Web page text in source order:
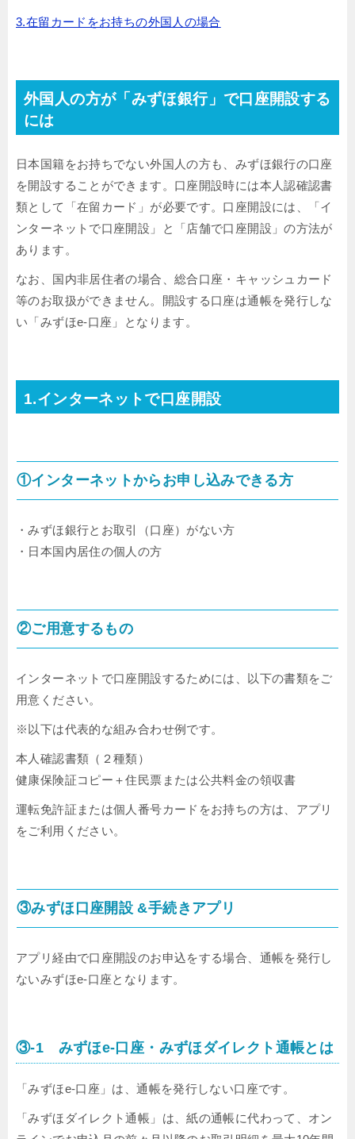
3.在留カードをお持ちの外国人の場合
外国人の方が「みずほ銀行」で口座開設する
には
日本国籍をお持ちでない外国人の方も、みずほ銀行の口座
を開設することができます。口座開設時には本人認確認書
類として「在留カード」が必要です。口座開設には、「イ
ンターネットで口座開設」と「店舗で口座開設」の方法が
あります。
なお、国内非居住者の場合、総合口座・キャッシュカード
等のお取扱ができません。開設する口座は通帳を発行しな
い「みずほe-口座」となります。
1.インターネットで口座開設
①インターネットからお申し込みできる方
・みずほ銀行とお取引（口座）がない方
・日本国内居住の個人の方
②ご用意するもの
インターネットで口座開設するためには、以下の書類をご
用意ください。
※以下は代表的な組み合わせ例です。
本人確認書類（２種類）
健康保険証コピー＋住民票または公共料金の領収書
運転免許証または個人番号カードをお持ちの方は、アプリ
をご利用ください。
③みずほ口座開設 &手続きアプリ
アプリ経由で口座開設のお申込をする場合、通帳を発行し
ないみずほe-口座となります。
③-1 みずほe-口座・みずほダイレクト通帳とは
「みずほe-口座」は、通帳を発行しない口座です。
「みずほダイレクト通帳」は、紙の通帳に代わって、オン